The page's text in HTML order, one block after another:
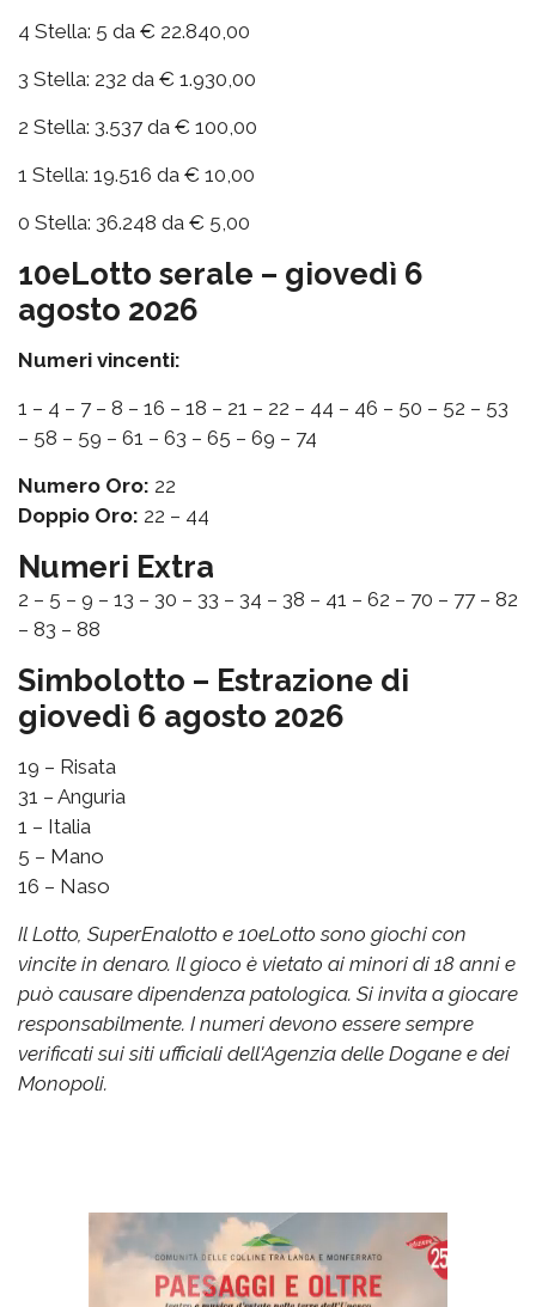
4 Stella: 5 da € 22.840,00
3 Stella: 232 da € 1.930,00
2 Stella: 3.537 da € 100,00
1 Stella: 19.516 da € 10,00
0 Stella: 36.248 da € 5,00
10eLotto serale – giovedì 6
agosto 2026
Numeri vincenti:
1 – 4 – 7 – 8 – 16 – 18 – 21 – 22 – 44 – 46 – 50 – 52 – 53
– 58 – 59 – 61 – 63 – 65 – 69 – 74
Numero Oro: 22
Doppio Oro: 22 – 44
Numeri Extra
2 – 5 – 9 – 13 – 30 – 33 – 34 – 38 – 41 – 62 – 70 – 77 – 82
– 83 – 88
Simbolotto – Estrazione di
giovedì 6 agosto 2026
19 – Risata
31 – Anguria
1 – Italia
5 – Mano
16 – Naso
Il Lotto, SuperEnalotto e 10eLotto sono giochi con
vincite in denaro. Il gioco è vietato ai minori di 18 anni e
può causare dipendenza patologica. Si invita a giocare
responsabilmente. I numeri devono essere sempre
verificati sui siti ufficiali dell'Agenzia delle Dogane e dei
Monopoli.